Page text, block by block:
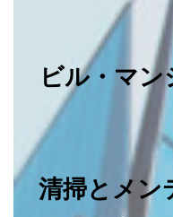
ビル・マン
清掃とメン